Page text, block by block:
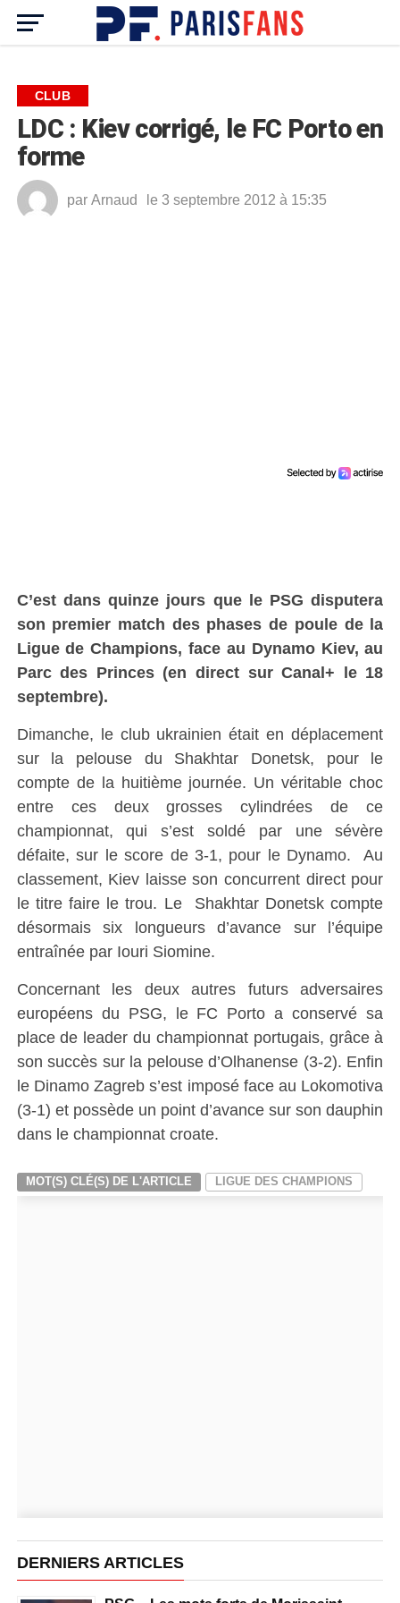
CLUB
LDC : Kiev corrigé, le FC Porto en
forme
par Arnaud le 3 septembre 2012 à 15:35
C’est dans quinze jours que le PSG disputera
son premier match des phases de poule de la
Ligue de Champions, face au Dynamo Kiev, au
Parc des Princes (en direct sur Canal+ le 18
septembre).
Dimanche, le club ukrainien était en déplacement
sur la pelouse du Shakhtar Donetsk, pour le
compte de la huitième journée. Un véritable choc
entre ces deux grosses cylindrées de ce
championnat, qui s’est soldé par une sévère
défaite, sur le score de 3-1, pour le Dynamo. Au
classement, Kiev laisse son concurrent direct pour
le titre faire le trou. Le Shakhtar Donetsk compte
désormais six longueurs d’avance sur l’équipe
entraînée par Iouri Siomine.
Concernant les deux autres futurs adversaires
européens du PSG, le FC Porto a conservé sa
place de leader du championnat portugais, grâce à
son succès sur la pelouse d’Olhanense (3-2). Enfin
le Dinamo Zagreb s’est imposé face au Lokomotiva
(3-1) et possède un point d’avance sur son dauphin
dans le championnat croate.
MOT(S) CLÉ(S) DE L'ARTICLE LIGUE DES CHAMPIONS
DERNIERS ARTICLES